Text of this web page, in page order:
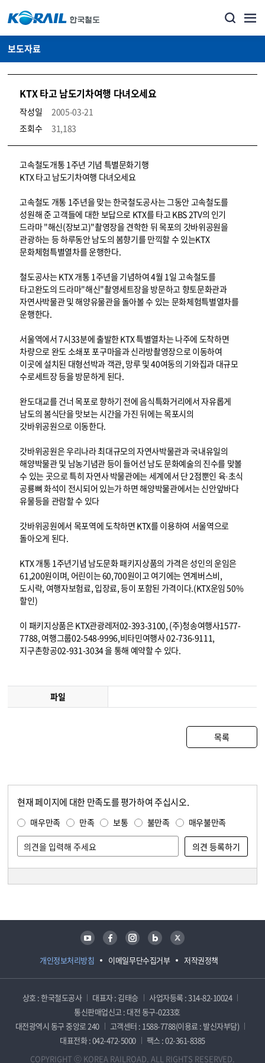
보도자료
KTX 타고 남도기차여행 다녀오세요
작성일
2005-03-21
조회수
31,183
뉴스·홍보_보도자료 상세보기 – 내용, 파일, 담당자 연락처로 구성
고속철도개통 1주년 기념 특별문화기행
KTX 타고 남도기차여행 다녀오세요
고속철도 개통 1주년을 맞는 한국철도공사는 그동안 고속철도를
성원해 준 고객들에 대한 보답으로 KTX를 타고 KBS 2TV의 인기
드라마 "해신(장보고)"촬영장을 견학한 뒤 목포의 갓바위공원을
관광하는 등 하루동안 남도의 봄향기를 만끽할 수 있는KTX
문화체험특별열차를 운행한다.
철도공사는 KTX 개통 1주년을 기념하여 4월 1일 고속철도를
타고완도의 드라마"해신"촬영세트장을 방문하고 향토문화관과
자연사박물관 및 해양유물관을 돌아볼 수 있는 문화체험특별열차를
운행한다.
서울역에서 7시33분에 출발한 KTX 특별열차는 나주에 도착하면
차량으로 완도 소쇄포 포구마을과 신라방촬영장으로 이동하여
이곳에 설치된 대형선박과 객관, 망루 및 40여동의 기와집과 대규모
수로세트장 등을 방문하게 된다.
완도대교를 건너 목포로 향하기 전에 음식특화거리에서 자유롭게
남도의 봄식단을 맛보는 시간을 가진 뒤에는 목포시의
갓바위공원으로 이동한다.
갓바위공원은 우리나라 최대규모의 자연사박물관과 국내유일의
해양박물관 및 남농기념관 등이 들어선 남도 문화예술의 진수를 맞볼
수 있는 곳으로 특히 자연사 박물관에는 세계에서 단 2점뿐인 육·초식
공룡뼈 화석이 전시되어 있는가 하면 해양박물관에서는 신안앞바다
유물등을 관람할 수 있다
갓바위공원에서 목포역에 도착하면 KTX를 이용하여 서울역으로
돌아오게 된다.
KTX 개통 1주년기념 남도문화 패키지상품의 가격은 성인의 운임은
61,200원이며, 어린이는 60,700원이고 여기에는 연계버스비,
도시락, 여행자보험료, 입장료, 등이 포함된 가격이다.(KTX운임 50%
할인)
이 패키지상품은 KTX관광레저02-393-3100, (주)청송여행사1577-
7788, 여행그룹02-548-9996,비타민여행사 02-736-9111,
지구촌항공02-931-3034 을 통해 예약할 수 있다.
파일
목록
현재 페이지에 대한 만족도를 평가하여 주십시오.
매우만족 만족 보통 불만족 매우불만족
개인정보처리방침 이메일무단수집거부 저작권정책
유튜브 페이스북 인스타그램 블로그 트위터
상호 : 한국철도공사 대표자 : 김태승
사업자등록 : 314-82-10024
통신판매업신고 : 대전 동구-0233호
대전광역시 동구 중앙로 240
고객센터 : 1588-7788(이용료 : 발신자부담)
대표전화 : 042-472-5000
팩스 : 02-361-8385
COPYRIGHT ⓒ KOREA RAILROAD. ALL RIGHTS RESERVED.